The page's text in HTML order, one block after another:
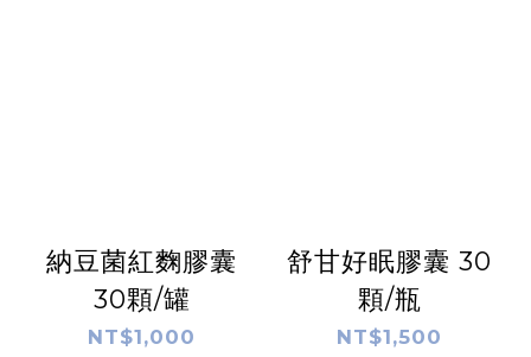
納豆菌紅麴膠囊
30顆/罐
NT$1,000
舒甘好眠膠囊 30
顆/瓶
NT$1,500